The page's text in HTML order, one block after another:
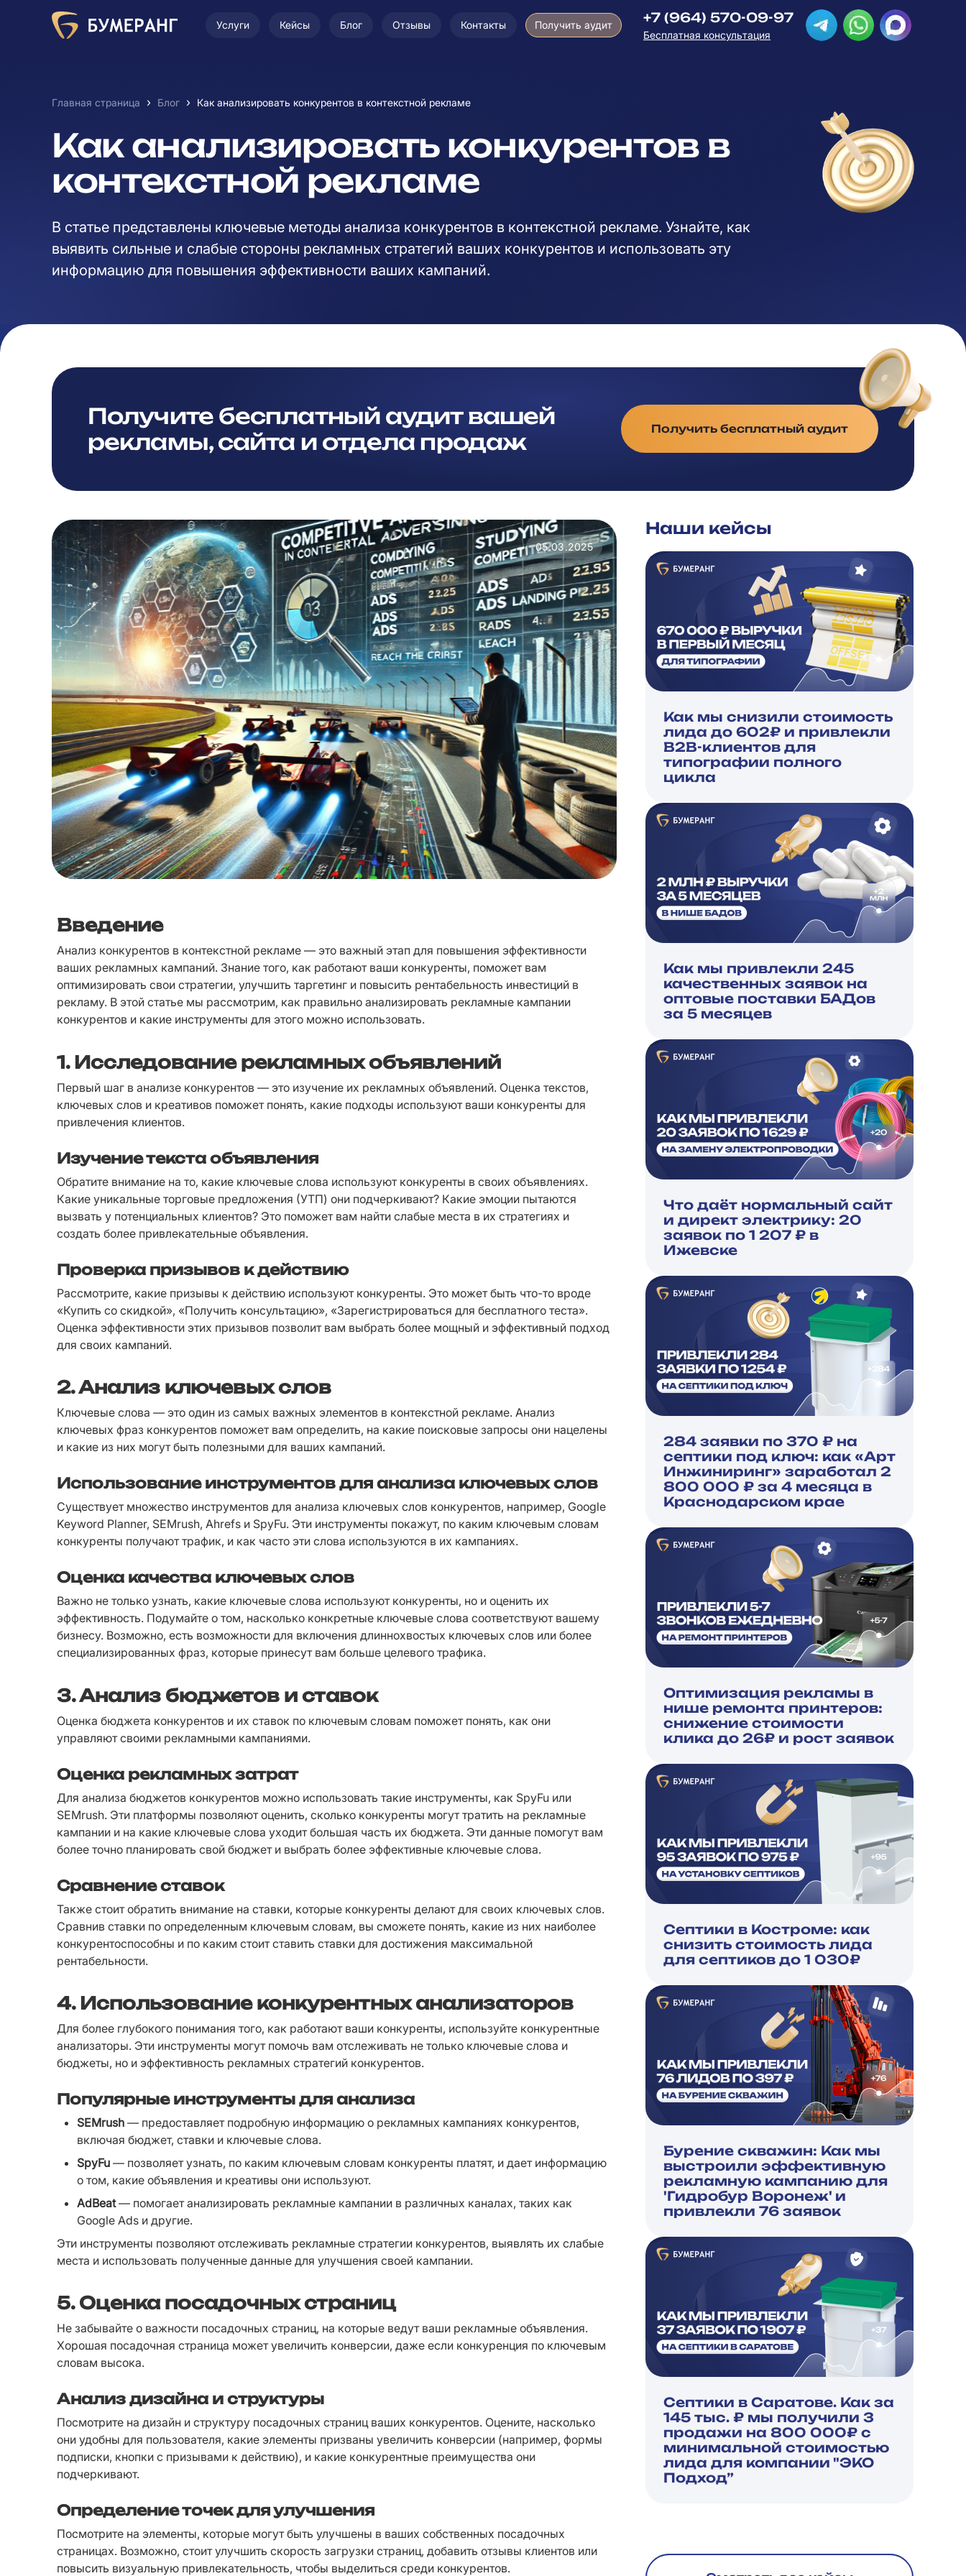
Услуги Кейсы Блог Отзывы Контакты Получить аудит +7 (964) 570-09-97
Бесплатная консультация
Главная страница › Блог › Как анализировать конкурентов в контекстной рекламе
Как анализировать конкурентов в
контекстной рекламе
В статье представлены ключевые методы анализа конкурентов в контекстной рекламе. Узнайте, как
выявить сильные и слабые стороны рекламных стратегий ваших конкурентов и использовать эту
информацию для повышения эффективности ваших кампаний.
Получите бесплатный аудит вашей
рекламы, сайта и отдела продаж
Получить бесплатный аудит
05.03.2025
Введение
Анализ конкурентов в контекстной рекламе — это важный этап для повышения эффективности
ваших рекламных кампаний. Знание того, как работают ваши конкуренты, поможет вам
оптимизировать свои стратегии, улучшить таргетинг и повысить рентабельность инвестиций в
рекламу. В этой статье мы рассмотрим, как правильно анализировать рекламные кампании
конкурентов и какие инструменты для этого можно использовать.
1. Исследование рекламных объявлений
Первый шаг в анализе конкурентов — это изучение их рекламных объявлений. Оценка текстов,
ключевых слов и креативов поможет понять, какие подходы используют ваши конкуренты для
привлечения клиентов.
Изучение текста объявления
Обратите внимание на то, какие ключевые слова используют конкуренты в своих объявлениях.
Какие уникальные торговые предложения (УТП) они подчеркивают? Какие эмоции пытаются
вызвать у потенциальных клиентов? Это поможет вам найти слабые места в их стратегиях и
создать более привлекательные объявления.
Проверка призывов к действию
Рассмотрите, какие призывы к действию используют конкуренты. Это может быть что-то вроде
«Купить со скидкой», «Получить консультацию», «Зарегистрироваться для бесплатного теста».
Оценка эффективности этих призывов позволит вам выбрать более мощный и эффективный подход
для своих кампаний.
2. Анализ ключевых слов
Ключевые слова — это один из самых важных элементов в контекстной рекламе. Анализ
ключевых фраз конкурентов поможет вам определить, на какие поисковые запросы они нацелены
и какие из них могут быть полезными для ваших кампаний.
Использование инструментов для анализа ключевых слов
Существует множество инструментов для анализа ключевых слов конкурентов, например, Google
Keyword Planner, SEMrush, Ahrefs и SpyFu. Эти инструменты покажут, по каким ключевым словам
конкуренты получают трафик, и как часто эти слова используются в их кампаниях.
Оценка качества ключевых слов
Важно не только узнать, какие ключевые слова используют конкуренты, но и оценить их
эффективность. Подумайте о том, насколько конкретные ключевые слова соответствуют вашему
бизнесу. Возможно, есть возможности для включения длиннохвостых ключевых слов или более
специализированных фраз, которые принесут вам больше целевого трафика.
3. Анализ бюджетов и ставок
Оценка бюджета конкурентов и их ставок по ключевым словам поможет понять, как они
управляют своими рекламными кампаниями.
Оценка рекламных затрат
Для анализа бюджетов конкурентов можно использовать такие инструменты, как SpyFu или
SEMrush. Эти платформы позволяют оценить, сколько конкуренты могут тратить на рекламные
кампании и на какие ключевые слова уходит большая часть их бюджета. Эти данные помогут вам
более точно планировать свой бюджет и выбрать более эффективные ключевые слова.
Сравнение ставок
Также стоит обратить внимание на ставки, которые конкуренты делают для своих ключевых слов.
Сравнив ставки по определенным ключевым словам, вы сможете понять, какие из них наиболее
конкурентоспособны и по каким стоит ставить ставки для достижения максимальной
рентабельности.
4. Использование конкурентных анализаторов
Для более глубокого понимания того, как работают ваши конкуренты, используйте конкурентные
анализаторы. Эти инструменты могут помочь вам отслеживать не только ключевые слова и
бюджеты, но и эффективность рекламных стратегий конкурентов.
Популярные инструменты для анализа
SEMrush — предоставляет подробную информацию о рекламных кампаниях конкурентов,
включая бюджет, ставки и ключевые слова.
SpyFu — позволяет узнать, по каким ключевым словам конкуренты платят, и дает информацию
о том, какие объявления и креативы они используют.
AdBeat — помогает анализировать рекламные кампании в различных каналах, таких как
Google Ads и другие.
Эти инструменты позволяют отслеживать рекламные стратегии конкурентов, выявлять их слабые
места и использовать полученные данные для улучшения своей кампании.
5. Оценка посадочных страниц
Не забывайте о важности посадочных страниц, на которые ведут ваши рекламные объявления.
Хорошая посадочная страница может увеличить конверсии, даже если конкуренция по ключевым
словам высока.
Анализ дизайна и структуры
Посмотрите на дизайн и структуру посадочных страниц ваших конкурентов. Оцените, насколько
они удобны для пользователя, какие элементы призваны увеличить конверсии (например, формы
подписки, кнопки с призывами к действию), и какие конкурентные преимущества они
подчеркивают.
Определение точек для улучшения
Посмотрите на элементы, которые могут быть улучшены в ваших собственных посадочных
страницах. Возможно, стоит улучшить скорость загрузки страниц, добавить отзывы клиентов или
повысить визуальную привлекательность, чтобы выделиться среди конкурентов.
Наши кейсы
Как мы снизили стоимость
лида до 602₽ и привлекли
B2B-клиентов для
типографии полного
цикла
Как мы привлекли 245
качественных заявок на
оптовые поставки БАДов
за 5 месяцев
Что даёт нормальный сайт
и директ электрику: 20
заявок по 1 207 ₽ в
Ижевске
284 заявки по 370 ₽ на
септики под ключ: как «Арт
Инжиниринг» заработал 2
800 000 ₽ за 4 месяца в
Краснодарском крае
Оптимизация рекламы в
нише ремонта принтеров:
снижение стоимости
клика до 26₽ и рост заявок
Септики в Костроме: как
снизить стоимость лида
для септиков до 1 030₽
Бурение скважин: Как мы
выстроили эффективную
рекламную кампанию для
'Гидробур Воронеж' и
привлекли 76 заявок
Септики в Саратове. Как за
145 тыс. ₽ мы получили 3
продажи на 800 000₽ с
минимальной стоимостью
лида для компании "ЭКО
Подход”